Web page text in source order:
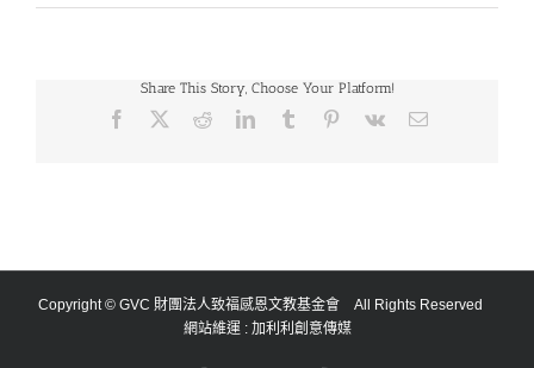
Share This Story, Choose Your Platform!
Facebook RedditLinkedInTumblr Pinterest
Vk Email:
Copyright © GVC 財團法人致福感恩文教基金會 All Rights Reserved
網站維運 : 加利利創意傳媒